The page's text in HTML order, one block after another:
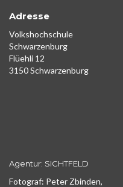
Adresse
Volkshochschule
Schwarzenburg
Flüehli 12
3150 Schwarzenburg
Agentur: SICHTFELD
Fotograf: Peter Zbinden,